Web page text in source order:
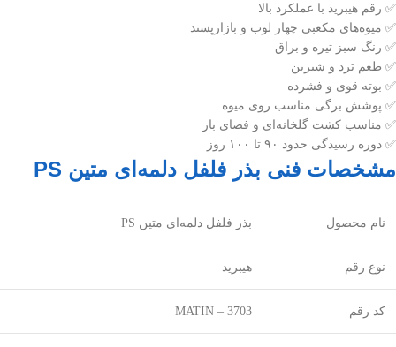
✅ رقم هیبرید با عملکرد بالا
✅ میوه‌های مکعبی چهار لوب و بازارپسند
✅ رنگ سبز تیره و براق
✅ طعم ترد و شیرین
✅ بوته قوی و فشرده
✅ پوشش برگی مناسب روی میوه
✅ مناسب کشت گلخانه‌ای و فضای باز
✅ دوره رسیدگی حدود ۹۰ تا ۱۰۰ روز
مشخصات فنی بذر فلفل دلمه‌ای متین PS
نام محصول بذر فلفل دلمه‌ای متین PS
نوع رقم هیبرید
کد رقم MATIN – 3703